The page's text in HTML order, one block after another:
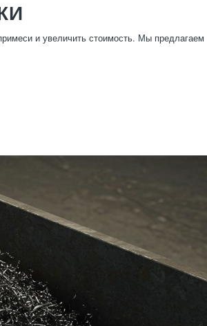
и увеличить стоимость. Мы предлагаем